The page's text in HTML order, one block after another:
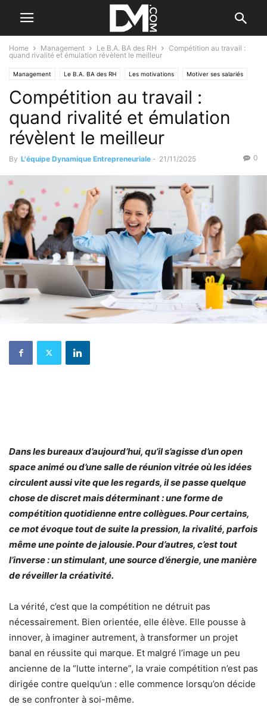
Home Management Le B.A. BA des RH
Compétition au travail :
quand rivalité et émulation révèlent le meilleur
Management Le B.A. BA des RH Les motivations Motiver ses salariés
Compétition au travail :
quand rivalité et émulation
révèlent le meilleur
By L'équipe Dynamique Entrepreneuriale - 21/11/2025 0
Dans les bureaux d’aujourd’hui, qu’il s’agisse d’un open
space animé ou d’une salle de réunion vitrée où les idées
circulent aussi vite que les regards, il se passe quelque
chose de discret mais déterminant : une forme de
compétition quotidienne entre collègues. Pour certains,
ce mot évoque tout de suite la pression, la rivalité, parfois
même une pointe de jalousie. Pour d’autres, c’est tout
l’inverse : un stimulant, une source d’énergie, une manière
de réveiller la créativité.
La vérité, c’est que la compétition ne détruit pas
nécessairement. Bien orientée, elle élève. Elle pousse à
innover, à imaginer autrement, à transformer un projet
banal en réussite qui marque. Et malgré l’image un peu
ancienne de la “lutte interne”, la vraie compétition n’est pas
dirigée contre quelqu’un : elle commence lorsqu’on décide
de se confronter à soi-même.